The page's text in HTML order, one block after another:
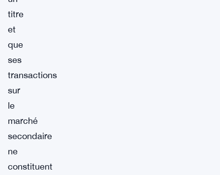
titre
et
que
ses
transactions
sur
le
marché
secondaire
ne
constituent